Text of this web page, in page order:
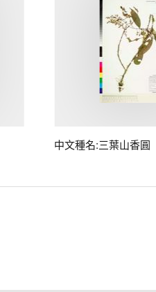
中文種名:三葉山香圓